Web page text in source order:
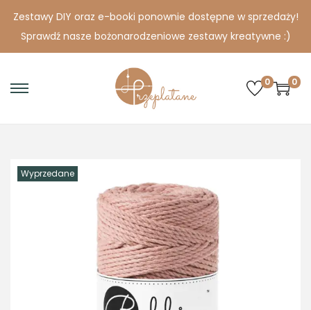
Zestawy DIY oraz e-booki ponownie dostępne w sprzedaży!
Sprawdź nasze bożonarodzeniowe zestawy kreatywne :)
S
o
n
a
v
i
S
o
c
o
n
t
0 0
Wyprzedane